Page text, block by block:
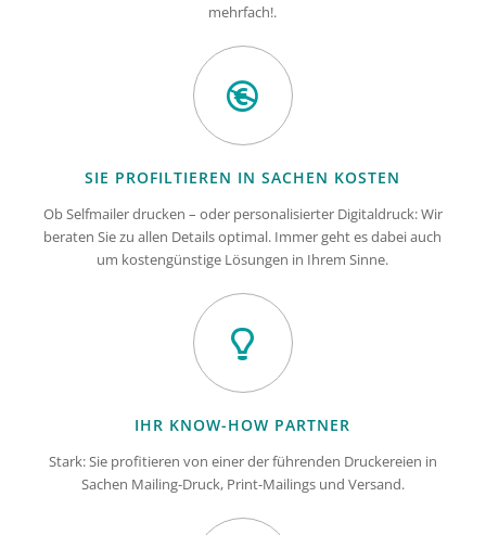
mehrfach!.
SIE PROFILTIEREN IN SACHEN KOSTEN
Ob Selfmailer drucken – oder personalisierter Digitaldruck: Wir
beraten Sie zu allen Details optimal. Immer geht es dabei auch
um kostengünstige Lösungen in Ihrem Sinne.
IHR KNOW-HOW PARTNER
Stark: Sie profitieren von einer der führenden Druckereien in
Sachen Mailing-Druck, Print-Mailings und Versand.